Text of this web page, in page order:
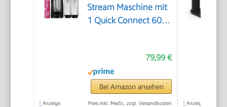
Stream Maschine mit
1 Quick Connect 60L
spülmaschinengeeignete
Kunststoff-
Sprudlerflaschen,
Höhe 44 cm, Schwarz
79,99 €
Bei Amazon ansehen
* Anzeige Preis inkl. MwSt., zzgl. Versandkosten * Anzeige